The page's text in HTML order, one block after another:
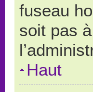
fuseau
soit pas
Haut